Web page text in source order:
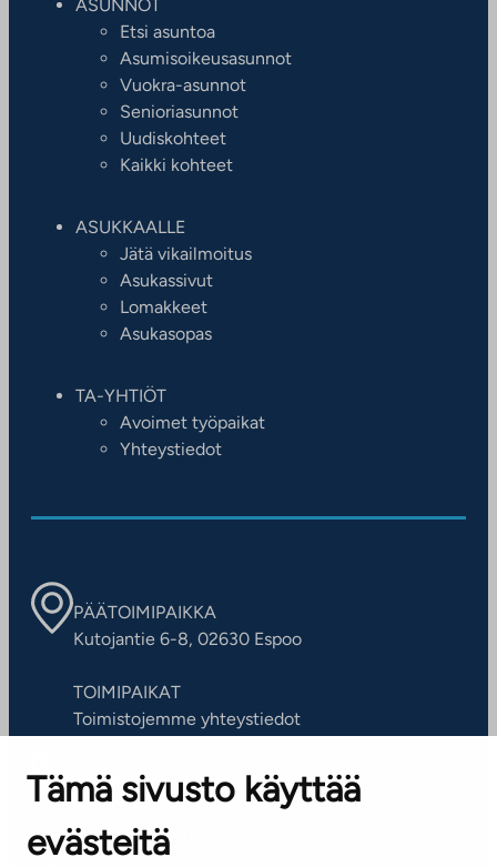
Tämä sivusto käyttää
evästeitä
ASUNNOT
Etsi asuntoa
Asumisoikeusasunnot
Vuokra-asunnot
Senioriasunnot
Uudiskohteet
Kaikki kohteet
ASUKKAALLE
Jätä vikailmoitus
Asukassivut
Lomakkeet
Asukasopas
TA-YHTIÖT
Avoimet työpaikat
Yhteystiedot
PÄÄTOIMIPAIKKA
Kutojantie 6-8, 02630 Espoo
TOIMIPAIKAT
Toimistojemme yhteystiedot
ASIAKASPALVELUKESKUS
Puh. 045 7734 3777
(arkisin klo 8-16)